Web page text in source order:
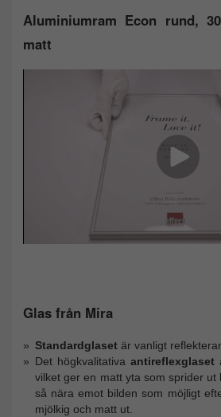
Aluminiumram Econ rund,
matt
Glas från Mira
Standardglaset är vanligt
Det högkvalitativaantireflexglaset
vilket ger en matt yta som sprider ut
så nära emot bilden som möjligt
mjölkig och matt ut.